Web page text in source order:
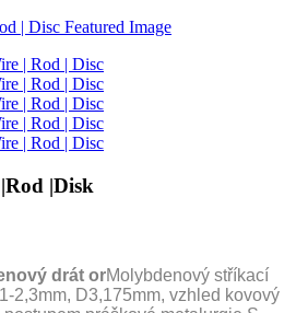
|Disk
drát orMolybdenový stříkací
2,3mm, D3,175mm, vzhled kovový